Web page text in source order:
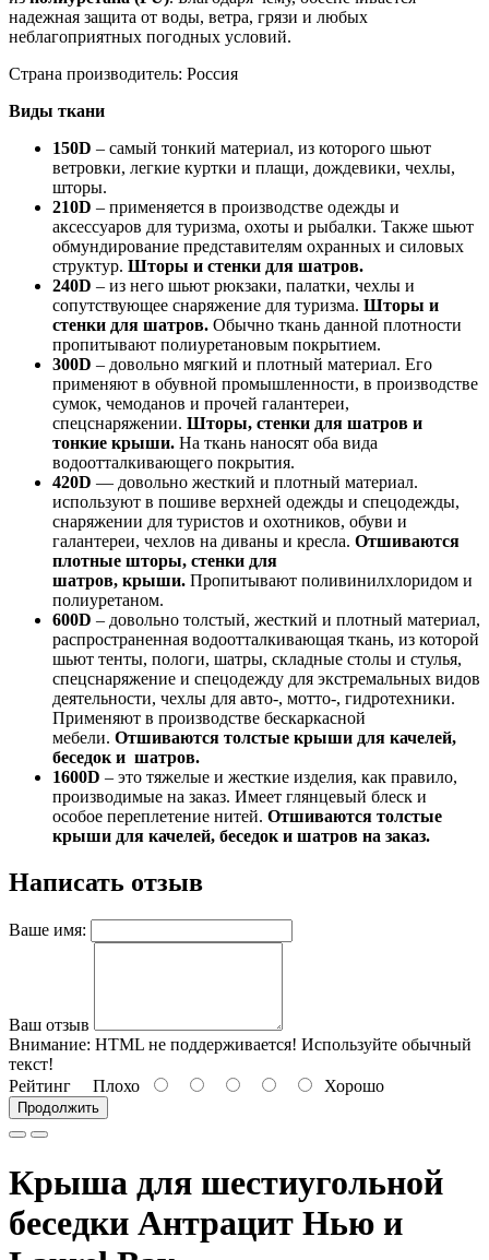
надежная защита от воды, ветра, грязи и любых
неблагоприятных погодных условий.
Страна производитель: Россия
Виды ткани
150D – самый тонкий материал, из которого шьют
ветровки, легкие куртки и плащи, дождевики, чехлы,
шторы.
210D – применяется в производстве одежды и
аксессуаров для туризма, охоты и рыбалки. Также шьют
обмундирование представителям охранных и силовых
структур. Шторы и стенки для шатров.
240D – из него шьют рюкзаки, палатки, чехлы и
сопутствующее снаряжение для туризма. Шторы и
стенки для шатров. Обычно ткань данной плотности
пропитывают полиуретановым покрытием.
300D – довольно мягкий и плотный материал. Его
применяют в обувной промышленности, в производстве
сумок, чемоданов и прочей галантереи,
спецснаряжении. Шторы, стенки для шатров и
тонкие крыши. На ткань наносят оба вида
водоотталкивающего покрытия.
420D — довольно жесткий и плотный материал.
используют в пошиве верхней одежды и спецодежды,
снаряжении для туристов и охотников, обуви и
галантереи, чехлов на диваны и кресла. Отшиваются
плотные шторы, стенки для
шатров, крыши. Пропитывают поливинилхлоридом и
полиуретаном.
600D – довольно толстый, жесткий и плотный материал,
распространенная водоотталкивающая ткань, из которой
шьют тенты, пологи, шатры, складные столы и стулья,
спецснаряжение и спецодежду для экстремальных видов
деятельности, чехлы для авто-, мотто-, гидротехники.
Применяют в производстве бескаркасной
мебели. Отшиваются толстые крыши для качелей,
беседок и шатров.
1600D – это тяжелые и жесткие изделия, как правило,
производимые на заказ. Имеет глянцевый блеск и
особое переплетение нитей. Отшиваются толстые
крыши для качелей, беседок и шатров на заказ.
Написать отзыв
Ваше имя:
Ваш отзыв
Внимание: HTML не поддерживается! Используйте обычный
текст!
Рейтинг Плохо Хорошо
Продолжить
Крыша для шестиугольной
беседки Антрацит Нью и